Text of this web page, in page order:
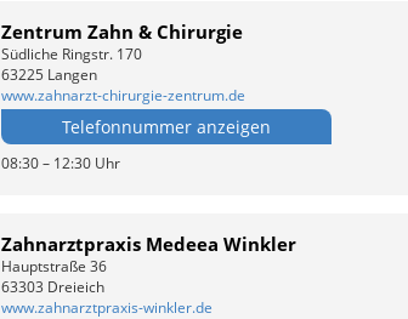
Zentrum Zahn & Chirurgie
Südliche Ringstr. 170
63225 Langen
www.zahnarzt-chirurgie-zentrum.de
Telefonnummer anzeigen
08:30 – 12:30 Uhr
Zahnarztpraxis Medeea Winkler
Hauptstraße 36
63303 Dreieich
www.zahnarztpraxis-winkler.de